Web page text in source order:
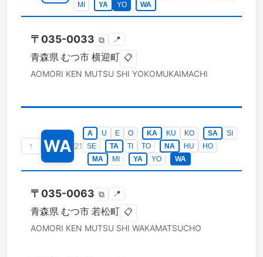
MI
YA YO WA
〒 035-0033 ⧉ 📍
青森県 むつ市 横迎町 📋
AOMORI KEN MUTSU SHI YOKOMUKAIMACHI
↑ WA 21
A U E O KA KU KO SA
SI
SE
TA TI TO NA HU
HO
MA
MI YA YO WA
〒 035-0063 ⧉ 📍
青森県 むつ市 若松町 📋
AOMORI KEN MUTSU SHI WAKAMATSUCHO